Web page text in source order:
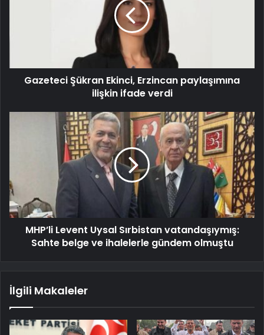
Gazeteci Şükran Ekinci, Erzincan paylaşımına
ilişkin ifade verdi
MHP’li Levent Uysal Sırbistan vatandaşıymış:
Sahte belge ve ihalelerle gündem olmuştu
İlgili Makaleler